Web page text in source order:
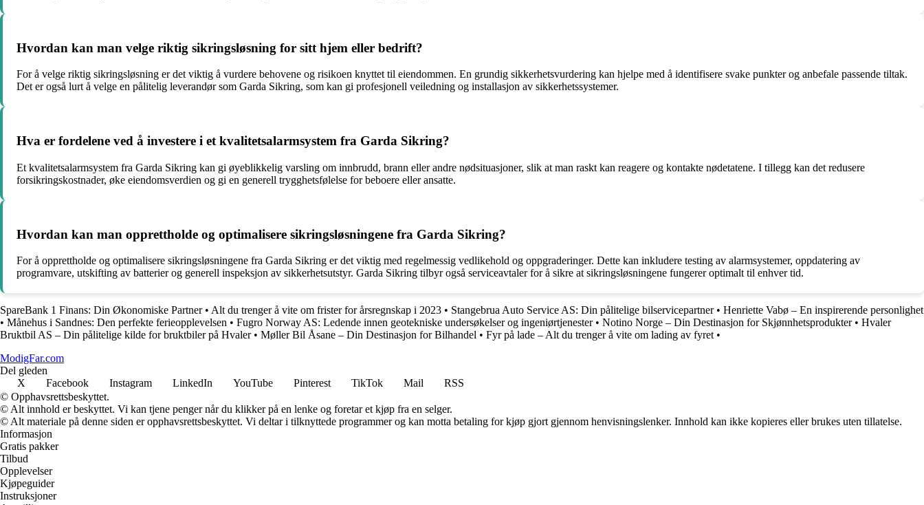
Hvordan kan man velge riktig sikringsløsning for sitt hjem eller bedrift?
For å velge riktig sikringsløsning er det viktig å vurdere behovene og risikoen knyttet til eiendommen. En grundig sikkerhetsvurdering kan hjelpe med å identifisere svake punkter og anbefale passende tiltak.
Det er også lurt å velge en pålitelig leverandør som Garda Sikring, som kan gi profesjonell veiledning og installasjon av sikkerhetssystemer.
Hva er fordelene ved å investere i et kvalitetsalarmsystem fra Garda Sikring?
Et kvalitetsalarmsystem fra Garda Sikring kan gi øyeblikkelig varsling om innbrudd, brann eller andre nødsituasjoner, slik at man raskt kan reagere og kontakte nødetatene. I tillegg kan det redusere
forsikringskostnader, øke eiendomsverdien og gi en generell trygghetsfølelse for beboere eller ansatte.
Hvordan kan man opprettholde og optimalisere sikringsløsningene fra Garda Sikring?
For å opprettholde og optimalisere sikringsløsningene fra Garda Sikring er det viktig med regelmessig vedlikehold og oppgraderinger. Dette kan inkludere testing av alarmsystemer, oppdatering av
programvare, utskifting av batterier og generell inspeksjon av sikkerhetsutstyr. Garda Sikring tilbyr også serviceavtaler for å sikre at sikringsløsningene fungerer optimalt til enhver tid.
SpareBank 1 Finans: Din Økonomiske Partner• Alt du trenger å vite om frister for årsregnskap i 2023 • Stangebrua Auto Service AS: Din pålitelige bilservicepartner• Henriette Vabø – En inspirerende personlighet
• Månehus i Sandnes: Den perfekte ferieopplevelsen • Fugro Norway AS: Ledende innen geotekniske undersøkelser og ingeniørtjenester• Notino Norge – Din Destinasjon for Skjønnhetsprodukter• Hvaler
Bruktbil AS – Din pålitelige kilde for bruktbiler på Hvaler• Møller Bil Åsane – Din Destinasjon for Bilhandel • Fyr på lade – Alt du trenger å vite om lading av fyret •
ModigFar.com
Del gleden
X
Facebook Instagram LinkedIn YouTube Pinterest TikTok Mail
RSS
© Opphavsrettsbeskyttet.
© Alt innhold er beskyttet. Vi kan tjene penger når du klikker på en lenke og foretar et kjøp fra en selger.
© Alt materiale på denne siden er opphavsrettsbeskyttet. Vi deltar i tilknyttede programmer og kan motta betaling for kjøp gjort gjennom henvisningslenker. Innhold kan ikke kopieres eller brukes uten tillatelse.
Informasjon
Gratis pakker
Tilbud
Opplevelser
Kjøpeguider
Instruksjoner